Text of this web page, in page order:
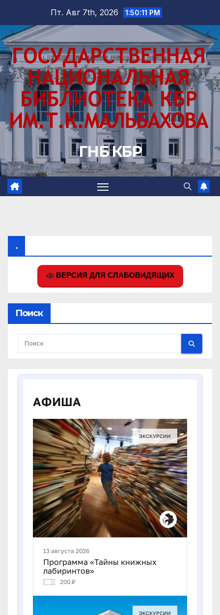
содержимому
Пт. Авг 7th, 2026 1:50:12 PM
ГНБ КБР
.
ВЕРСИЯ ДЛЯ СЛАБОВИДЯЩИХ
Поиск